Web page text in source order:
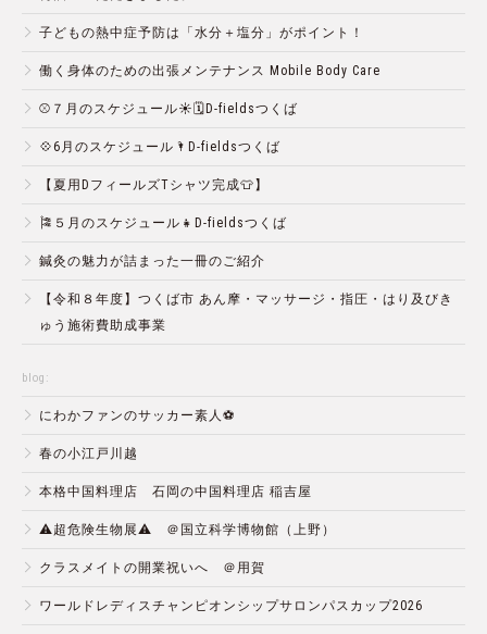
子どもの熱中症予防は「水分＋塩分」がポイント！
働く身体のための出張メンテナンス Mobile Body Care
⚾️７月のスケジュール☀️🗓D-fieldsつくば
💠6月のスケジュール🌂D-fieldsつくば
【夏用DフィールズTシャツ完成👕】
🎏５月のスケジュール👧D-fieldsつくば
鍼灸の魅力が詰まった一冊のご紹介
【令和８年度】つくば市 あん摩・マッサージ・指圧・はり及びき
ゅう施術費助成事業
blog:
にわかファンのサッカー素人⚽️
春の小江戸川越
本格中国料理店 石岡の中国料理店 稲吉屋
⚠️超危険生物展⚠️ ＠国立科学博物館（上野）
クラスメイトの開業祝いへ ＠用賀
ワールドレディスチャンピオンシップサロンパスカップ2026